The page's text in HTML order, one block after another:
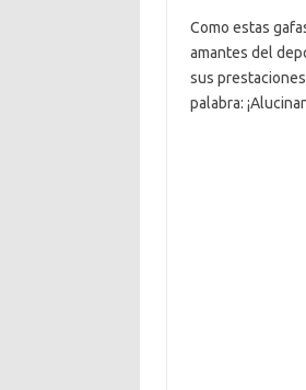
Como estas
amantes del
sus
palabra: